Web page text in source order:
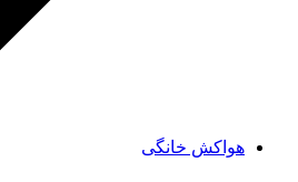
هواکش خانگی